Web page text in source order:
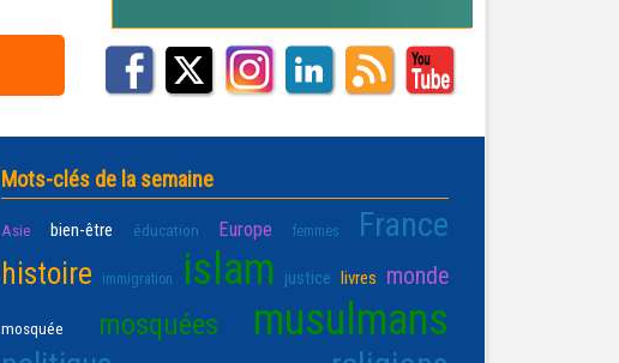
Mots-clés de la semaine
Asie bien-être éducation Europe femmes France
histoire immigration islam justice livres monde
mosquée mosquées musulmans